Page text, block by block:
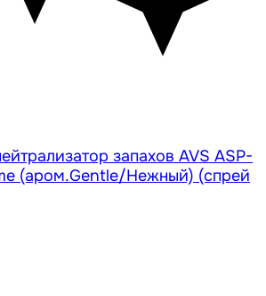
запахов AVS ASP-
(аром.Gentle/Нежный) (спрей